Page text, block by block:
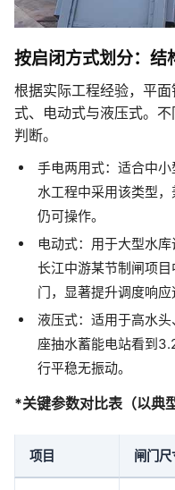
按启闭方式划分：结
根据实际工程经验，平
式、电动式与液压式。
判断。
手电两用式：适合中
水工程中采用该类型
仍可操作。
电动式：用于大型水
长江中游某节制闸项
门，显著提升调度响应
液压式：适用于高水
座抽水蓄能电站看到
行平稳无振动。
*关键参数对比表（以典
项目 闸门尺